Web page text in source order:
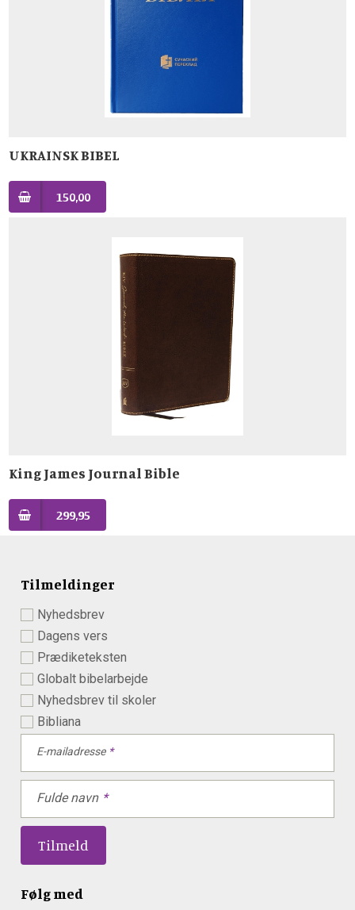
UKRAINSK BIBEL
150,00
King James Journal Bible
299,95
Tilmeldinger
Nyhedsbrev
Dagens vers
Prædiketeksten
Globalt bibelarbejde
Nyhedsbrev til skoler
Bibliana
E-mailadresse
Fulde navn
Følg med